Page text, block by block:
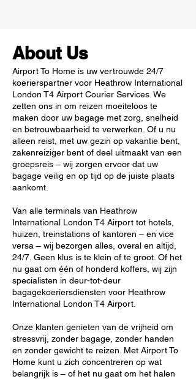
About Us
Airport To Home is uw vertrouwde 24/7
koerierspartner voor Heathrow International
London T4 Airport Courier Services. We
zetten ons in om reizen moeiteloos te
maken door uw bagage met zorg, snelheid
en betrouwbaarheid te verwerken. Of u nu
alleen reist, met uw gezin op vakantie bent,
zakenreiziger bent of deel uitmaakt van een
groepsreis – wij zorgen ervoor dat uw
bagage veilig en op tijd op de juiste plaats
aankomt.
Van alle terminals van Heathrow
International London T4 Airport tot hotels,
huizen, treinstations of kantoren – en vice
versa – wij bezorgen alles, overal en altijd,
24/7. Geen klus is te klein of te groot. Of het
nu gaat om één of honderd koffers, wij zijn
specialisten in deur-tot-deur
bagagekoeriersdiensten voor Heathrow
International London T4 Airport.
Onze klanten genieten van de vrijheid om
stressvrij, zonder bagage, zonder handen
en zonder gewicht te reizen. Met Airport To
Home kunt u zich concentreren op wat
belangrijk is – of het nu gaat om het halen